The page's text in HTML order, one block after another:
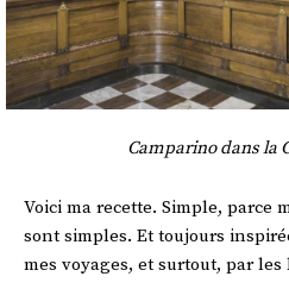
Camparino dans la
Voici ma recette. Simple, parce
sont simples. Et toujours
mes voyages, et surtout, par les